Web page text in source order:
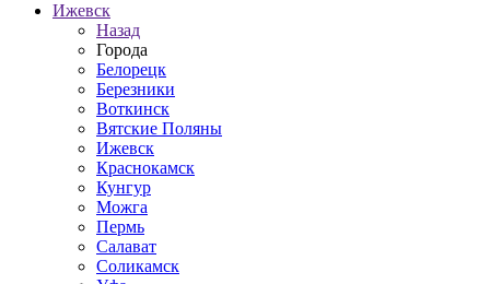
Ижевск
Назад
Города
Белорецк
Березники
Воткинск
Вятские Поляны
Ижевск
Краснокамск
Кунгур
Можга
Пермь
Салават
Соликамск